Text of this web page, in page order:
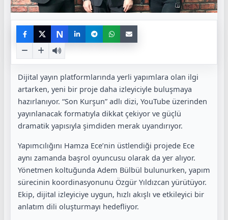
N
Dijital yayın platformlarında yerli yapımlara olan ilgi
artarken, yeni bir proje daha izleyiciyle buluşmaya
hazırlanıyor. “Son Kurşun” adlı dizi, YouTube üzerinden
yayınlanacak formatıyla dikkat çekiyor ve güçlü
dramatik yapısıyla şimdiden merak uyandırıyor.
Yapımcılığını Hamza Ece’nin üstlendiği projede Ece
aynı zamanda başrol oyuncusu olarak da yer alıyor.
Yönetmen koltuğunda Adem Bülbül bulunurken, yapım
sürecinin koordinasyonunu Özgür Yıldızcan yürütüyor.
Ekip, dijital izleyiciye uygun, hızlı akışlı ve etkileyici bir
anlatım dili oluşturmayı hedefliyor.